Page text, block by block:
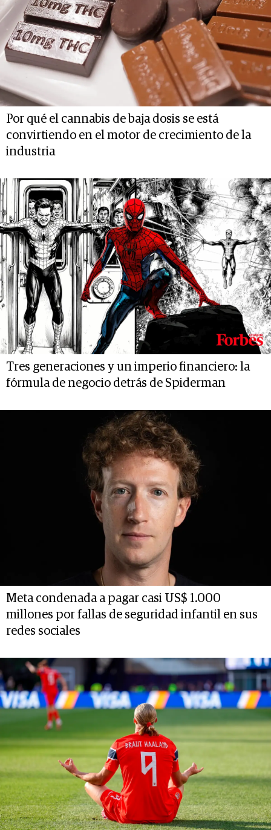
Por qué el cannabis de baja dosis se está
convirtiendo en el motor de crecimiento de la
industria
Tres generaciones y un imperio financiero: la
fórmula de negocio detrás de Spiderman
Meta condenada a pagar casi US$ 1.000
millones por fallas de seguridad infantil en sus
redes sociales